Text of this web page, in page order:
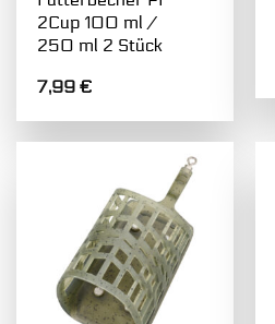
2Cup 100 ml /
250 ml 2 Stück
7,99€